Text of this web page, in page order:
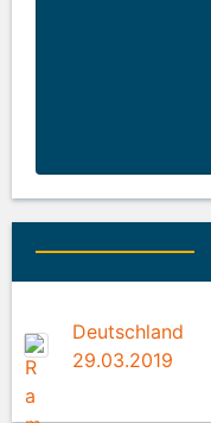
Deutschland
29.03.2019